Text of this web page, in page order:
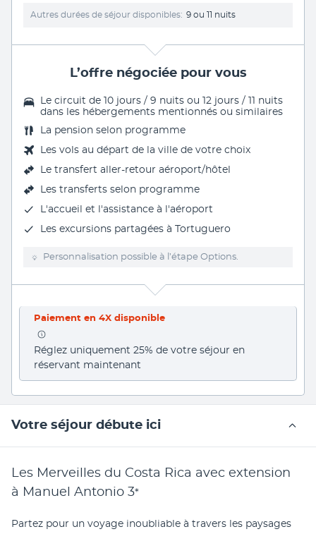
Autres durées de séjour disponibles 9 ou 11 nuits
L’offre négociée pour vous
Le circuit de 10 jours / 9 nuits ou 12 jours / 11 nuits
dans les hébergements mentionnés ou similaires
La pension selon programme
Les vols au départ de la ville de votre choix
Le transfert aller-retour aéroport/hôtel
Les transferts selon programme
L'accueil et l'assistance à l'aéroport
Les excursions partagées à Tortuguero
Personnalisation possible à l’étape Options.
Paiement en 4X disponible
Réglez uniquement 25% de votre séjour en
réservant maintenant
Votre séjour débute ici
Les Merveilles du Costa Rica avec extension
à Manuel Antonio 3*
Partez pour un voyage inoubliable à travers les paysages